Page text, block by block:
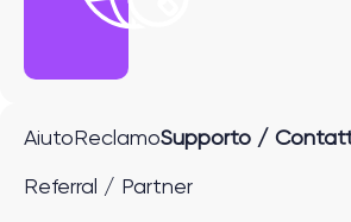
Aiuto ReclamoSupporto /
Referral / Partner